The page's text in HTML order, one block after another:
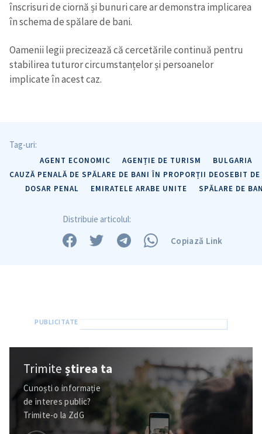
înscrisuri de ciornă și bunuri care ar demonstra implicarea
în schema de spălare de bani.
Oamenii legii precizează că cercetările continuă pentru
stabilirea tuturor circumstanțelor și persoanelor
implicate în acest caz.
Tag-uri:
AGENT ECONOMIC AGENȚIE DE TURISM
BULGARIA
CAUZĂ PENALĂ DE SPĂLARE DE BANI ÎN PROPORȚII DEOSEBIT
DOSAR PENAL
EMIRATELE ARABE UNITE SPĂLARE DE
Distribuie articolul:
Copiază Link
Trimiteștirea ta
Cunoști o informație
de interes public?
Trimite-o la ZdG